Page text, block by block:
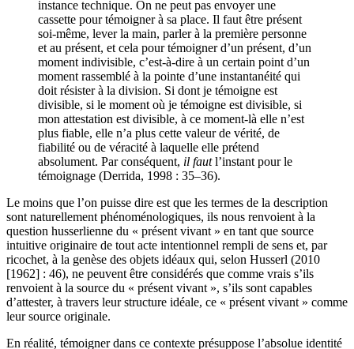
testimonial tend, sans y parvenir, à exclure toute
instance technique. On ne peut pas envoyer une
cassette pour témoigner à sa place. Il faut être présent
soi-même, lever la main, parler à la première personne
et au présent, et cela pour témoigner d’un présent, d’un
moment indivisible, c’est-à-dire à un certain point d’un
moment rassemblé à la pointe d’une instantanéité qui
doit résister à la division. Si dont je témoigne est
divisible, si le moment où je témoigne est divisible, si
mon attestation est divisible, à ce moment-là elle n’est
plus fiable, elle n’a plus cette valeur de vérité, de
fiabilité ou de véracité à laquelle elle prétend
absolument. Par conséquent,il fautl’instant pour le
Le moins que l’on puisse dire est que les termes de la description
sont naturellement phénoménologiques, ils nous renvoient à la
question husserlienne du « présent vivant » en tant que source
intuitive originaire de tout acte intentionnel rempli de sens et, par
ricochet, à la genèse des objets idéaux qui, selon Husserl (2010
[1962] : 46), ne peuvent être considérés que comme vrais s’ils
renvoient à la source du « présent vivant », s’ils sont capables
d’attester, à travers leur structure idéale, ce « présent vivant » comme